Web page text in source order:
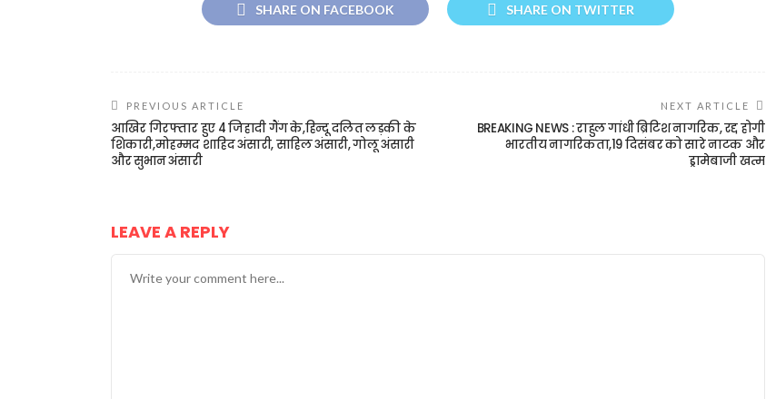
SHARE ON FACEBOOK SHARE ON TWITTER
PREVIOUS ARTICLE
आखिर गिरफ्तार हुए 4 जिहादी गैंग के,हिन्दू दलित लड़की के
शिकारी,मोहम्मद शाहिद अंसारी, साहिल अंसारी, गोलू अंसारी
और सुभान अंसारी
NEXT ARTICLE
BREAKING NEWS : राहुल गांधी ब्रिटिश नागरिक, रद्द होगी
भारतीय नागरिकता,19 दिसंबर को सारे नाटक और
ड्रामेबाजी खत्म
LEAVE A REPLY